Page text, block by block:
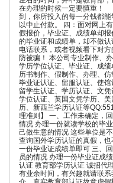
在办理的时候一定要慎重！
到，你所投入的每一分钱都
以中止付款。 四：面对网上
假报价，毕业证、成绩单却
的毕业证和成绩单，却不做
电话联系，或者视频看下对
防被骗！ 本公司专业制作、
学历学位认证、毕业证、成
历书制作、假制作、办理、
毕业证认证、留服认证、使馆
留学生认证、学历认证、文
学位认证、英国文凭学历、
历、新西兰学历认证等
理准则】 一、工作未确定，
情况 办理一份就读学校的毕
己做生意的情况 这些单位是
查询国外学历认证的真假，
一份毕业证成绩单即可 三、
员的情况 办理一份毕业证成
认证 教育部学历认证 诚招代
有业余时间，有兴趣就请联